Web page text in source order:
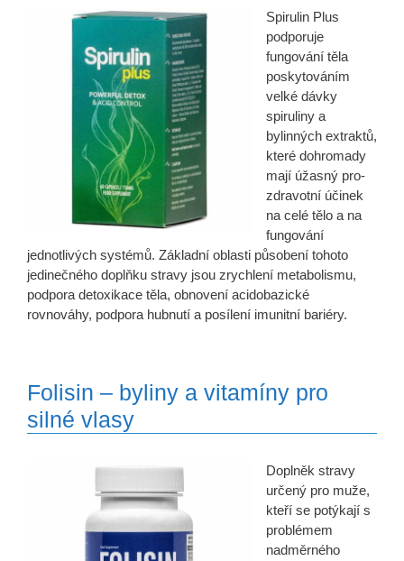
Spirulin Plus
podporuje
fungování těla
poskytováním
velké dávky
spiruliny a
bylinných extraktů,
které dohromady
mají úžasný pro-
zdravotní účinek
na celé tělo a na
fungování
jednotlivých systémů. Základní oblasti působení tohoto
jedinečného doplňku stravy jsou zrychlení metabolismu,
podpora detoxikace těla, obnovení acidobazické
rovnováhy, podpora hubnutí a posílení imunitní bariéry.
Folisin – byliny a vitamíny pro
silné vlasy
Doplněk stravy
určený pro muže,
kteří se potýkají s
problémem
nadměrného